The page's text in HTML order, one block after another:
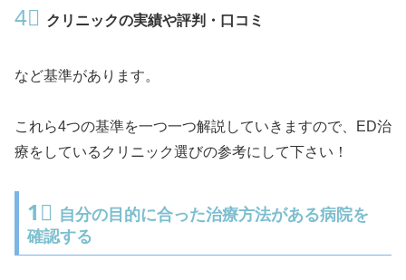
4⃣ クリニックの実績や評判・口コミ
など基準があります。
これら4つの基準を一つ一つ解説していきますので、ED治
療をしているクリニック選びの参考にして下さい！
1⃣ 自分の目的に合った治療方法がある病院を
確認する